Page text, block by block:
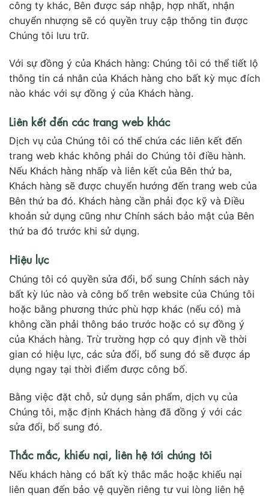
công ty khác, Bên được sáp nhập, hợp nhất, nhận
chuyển nhượng sẽ có quyền truy cập thông tin được
Chúng tôi lưu trữ.
Với sự đồng ý của Khách hàng: Chúng tôi có thể tiết lộ
thông tin cá nhân của Khách hàng cho bất kỳ mục đích
nào khác với sự đồng ý của Khách hàng.
Liên kết đến các trang web khác
Dịch vụ của Chúng tôi có thể chứa các liên kết đến
trang web khác không phải do Chúng tôi điều hành.
Nếu Khách hàng nhấp và liên kết của Bên thứ ba,
Khách hàng sẽ được chuyển hướng đến trang web của
Bên thứ ba đó. Khách hàng cần phải đọc kỹ và Điều
khoản sử dụng cũng như Chính sách bảo mật của Bên
thứ ba đó trước khi sử dụng.
Hiệu lực
Chúng tôi có quyền sửa đổi, bổ sung Chính sách này
bất kỳ lúc nào và công bố trên website của Chúng tôi
hoặc bằng phương thức phù hợp khác (nếu có) mà
không cần phải thông báo trước hoặc có sự đồng ý
của Khách hàng. Trừ trường hợp có quy định về thời
gian có hiệu lực, các sửa đổi, bổ sung đó sẽ được áp
dụng ngay tại thời điểm được công bố.
Bằng việc đặt chỗ, sử dụng sản phẩm, dịch vụ của
Chúng tôi, mặc định Khách hàng đã đồng ý với các
sửa đổi, bổ sung đó.
Thắc mắc, khiếu nại, liên hệ tới chúng tôi
Nếu khách hàng có bất kỳ thắc mắc hoặc khiếu nại
liên quan đến bảo vệ quyền riêng tư vui lòng liên hệ